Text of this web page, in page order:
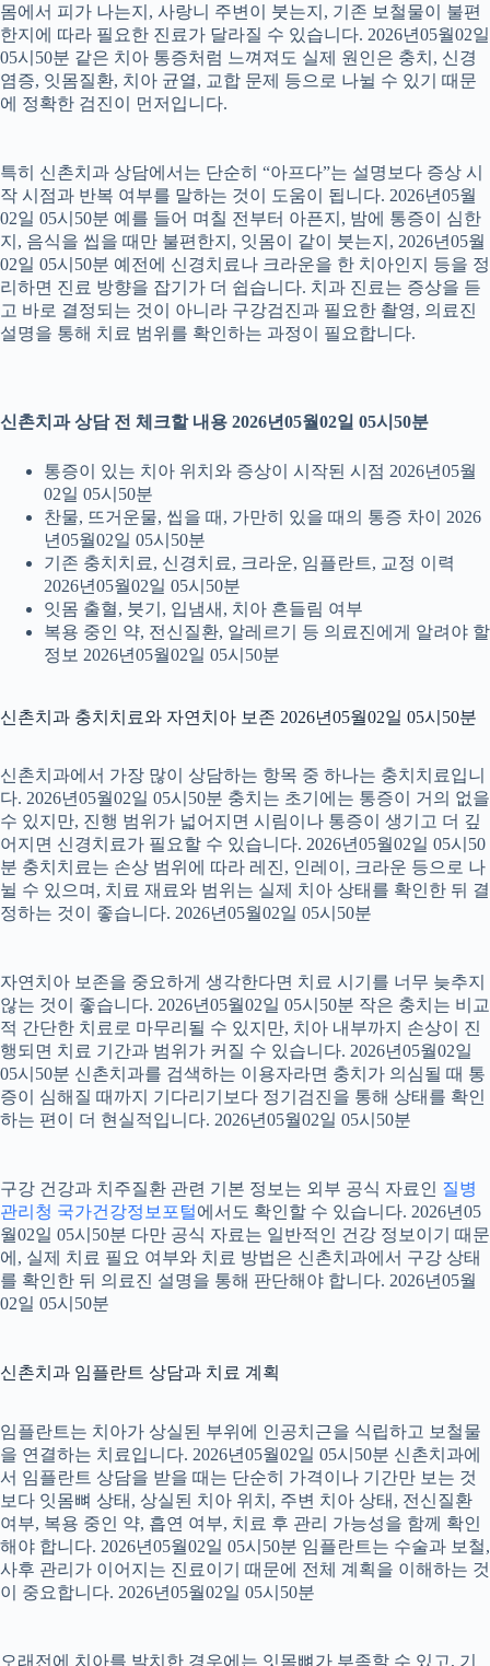
몸에서 피가 나는지, 사랑니 주변이 붓는지, 기존 보철물이 불편
한지에 따라 필요한 진료가 달라질 수 있습니다. 2026년05월02일
05시50분 같은 치아 통증처럼 느껴져도 실제 원인은 충치, 신경
염증, 잇몸질환, 치아 균열, 교합 문제 등으로 나뉠 수 있기 때문
에 정확한 검진이 먼저입니다.
특히 신촌치과 상담에서는 단순히 “아프다”는 설명보다 증상 시
작 시점과 반복 여부를 말하는 것이 도움이 됩니다. 2026년05월
02일 05시50분 예를 들어 며칠 전부터 아픈지, 밤에 통증이 심한
지, 음식을 씹을 때만 불편한지, 잇몸이 같이 붓는지, 2026년05월
02일 05시50분 예전에 신경치료나 크라운을 한 치아인지 등을 정
리하면 진료 방향을 잡기가 더 쉽습니다. 치과 진료는 증상을 듣
고 바로 결정되는 것이 아니라 구강검진과 필요한 촬영, 의료진
설명을 통해 치료 범위를 확인하는 과정이 필요합니다.
신촌치과 상담 전 체크할 내용 2026년05월02일 05시50분
통증이 있는 치아 위치와 증상이 시작된 시점 2026년05월
02일 05시50분
찬물, 뜨거운물, 씹을 때, 가만히 있을 때의 통증 차이 2026
년05월02일 05시50분
기존 충치치료, 신경치료, 크라운, 임플란트, 교정 이력
2026년05월02일 05시50분
잇몸 출혈, 붓기, 입냄새, 치아 흔들림 여부
복용 중인 약, 전신질환, 알레르기 등 의료진에게 알려야 할
정보 2026년05월02일 05시50분
신촌치과 충치치료와 자연치아 보존 2026년05월02일 05시50분
신촌치과에서 가장 많이 상담하는 항목 중 하나는 충치치료입니
다. 2026년05월02일 05시50분 충치는 초기에는 통증이 거의 없을
수 있지만, 진행 범위가 넓어지면 시림이나 통증이 생기고 더 깊
어지면 신경치료가 필요할 수 있습니다. 2026년05월02일 05시50
분 충치치료는 손상 범위에 따라 레진, 인레이, 크라운 등으로 나
뉠 수 있으며, 치료 재료와 범위는 실제 치아 상태를 확인한 뒤 결
정하는 것이 좋습니다. 2026년05월02일 05시50분
자연치아 보존을 중요하게 생각한다면 치료 시기를 너무 늦추지
않는 것이 좋습니다. 2026년05월02일 05시50분 작은 충치는 비교
적 간단한 치료로 마무리될 수 있지만, 치아 내부까지 손상이 진
행되면 치료 기간과 범위가 커질 수 있습니다. 2026년05월02일
05시50분 신촌치과를 검색하는 이용자라면 충치가 의심될 때 통
증이 심해질 때까지 기다리기보다 정기검진을 통해 상태를 확인
하는 편이 더 현실적입니다. 2026년05월02일 05시50분
구강 건강과 치주질환 관련 기본 정보는 외부 공식 자료인 질병
관리청 국가건강정보포털에서도 확인할 수 있습니다. 2026년05
월02일 05시50분 다만 공식 자료는 일반적인 건강 정보이기 때문
에, 실제 치료 필요 여부와 치료 방법은 신촌치과에서 구강 상태
를 확인한 뒤 의료진 설명을 통해 판단해야 합니다. 2026년05월
02일 05시50분
신촌치과 임플란트 상담과 치료 계획
임플란트는 치아가 상실된 부위에 인공치근을 식립하고 보철물
을 연결하는 치료입니다. 2026년05월02일 05시50분 신촌치과에
서 임플란트 상담을 받을 때는 단순히 가격이나 기간만 보는 것
보다 잇몸뼈 상태, 상실된 치아 위치, 주변 치아 상태, 전신질환
여부, 복용 중인 약, 흡연 여부, 치료 후 관리 가능성을 함께 확인
해야 합니다. 2026년05월02일 05시50분 임플란트는 수술과 보철,
사후 관리가 이어지는 진료이기 때문에 전체 계획을 이해하는 것
이 중요합니다. 2026년05월02일 05시50분
오래전에 치아를 발치한 경우에는 잇몸뼈가 부족할 수 있고, 기